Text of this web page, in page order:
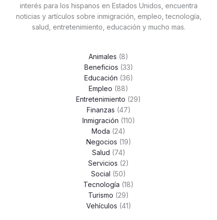
interés para los hispanos en Estados Unidos, encuentra
noticias y artículos sobre inmigración, empleo, tecnología,
salud, entretenimiento, educación y mucho mas.
Animales (8)
Beneficios (33)
Educación (36)
Empleo (88)
Entretenimiento (29)
Finanzas (47)
Inmigración (110)
Moda (24)
Negocios (19)
Salud (74)
Servicios (2)
Social (50)
Tecnología (18)
Turismo (29)
Vehículos (41)